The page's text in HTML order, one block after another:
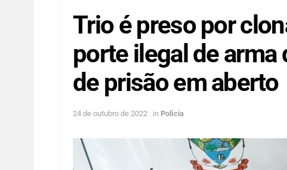
Trio é preso por
porte ilegal de
de prisão em aberto
24 de outubro de 2022 in Polícia